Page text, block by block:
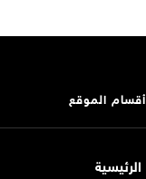
أقسام الموقع
الرئيسية